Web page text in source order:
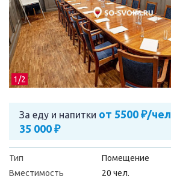
1/2
За еду и напитки от 5500 ₽/чел
35 000 ₽
Тип
Помещение
Вместимость
20 чел.